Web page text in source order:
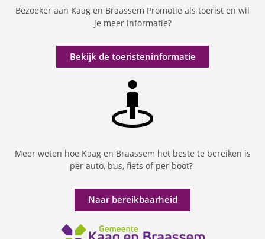
Bezoeker aan Kaag en Braassem Promotie als toerist en wil
je meer informatie?
Bekijk de toeristeninformatie
Meer weten hoe Kaag en Braassem het beste te bereiken is
per auto, bus, fiets of per boot?
Naar bereikbaarheid